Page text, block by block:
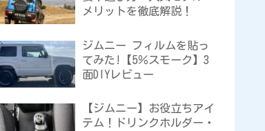
メリットを徹底解説！
ジムニー フィルムを貼っ
てみた!【5％スモーク】3
面DIYレビュー
【ジムニー】お役立ちアイ
テム！ドリンクホルダー・